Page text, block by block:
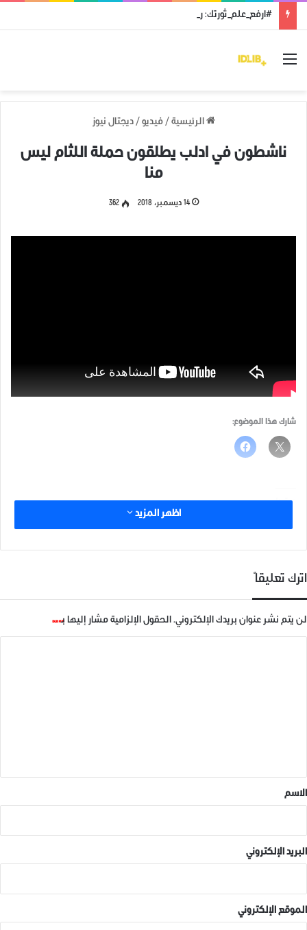
#ارفع_علم_ثورتك: رمز النضال ووحدة الهدف
القائمة
الرئيسية / فيديو / ديجتال نيوز
ناشطون في ادلب يطلقون حملة اللثام ليس
منا
14 ديسمبر، 2018 362
شارك هذا الموضوع:
مرتبط
في "ديجتال نيوز"
في "ديجتال نيوز"
اظهر المزيد
اترك تعليقاً
لن يتم نشر عنوان بريدك الإلكتروني. الحقول الإلزامية مشار إليها بـ*
*الاسم
البريد الإلكتروني
الموقع الإلكتروني